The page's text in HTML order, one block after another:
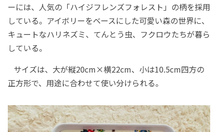
ーには、人気の「ハイジフレンズフォレスト」の柄を採用
している。アイボリーをベースにした可愛い森の世界に、
キュートなハリネズミ、てんとう虫、フクロウたちが暮ら
している。
サイズは、大が縦20cm×横22cm、小は10.5cm四方の
正方形で、用途に合わせて使い分けられる。